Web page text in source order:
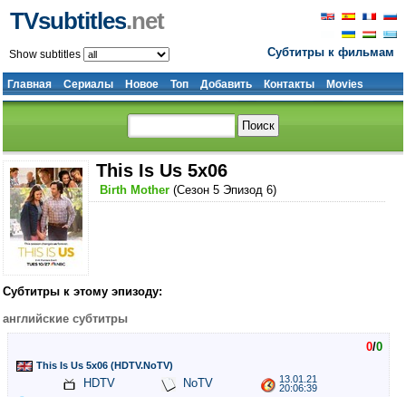
Субтитры к фильмам
TVsubtitles.net
Главная Сериалы Новое Топ Добавить Контакты Movies
Show subtitles
This Is Us 5x06
Birth Mother (Сезон 5 Эпизод 6)
Субтитры к этому эпизоду:
английские субтитры
0/0
This Is Us 5x06 (HDTV.NoTV)
HDTV NoTV
13.01.21
20:06:39